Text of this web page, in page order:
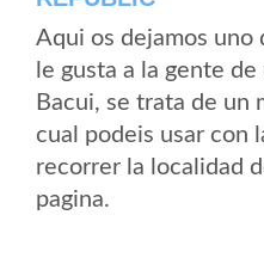
Aqui os dejamos uno
le gusta a la gente
Bacui, se trata de un
cual podeis usar con
recorrer la localidad
pagina.